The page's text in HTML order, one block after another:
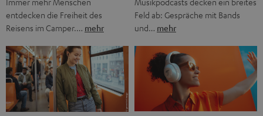
entdecken die Freiheit des
Reisens im Camper.… mehr
Feld ab: Gespräche mit Bands
und… mehr